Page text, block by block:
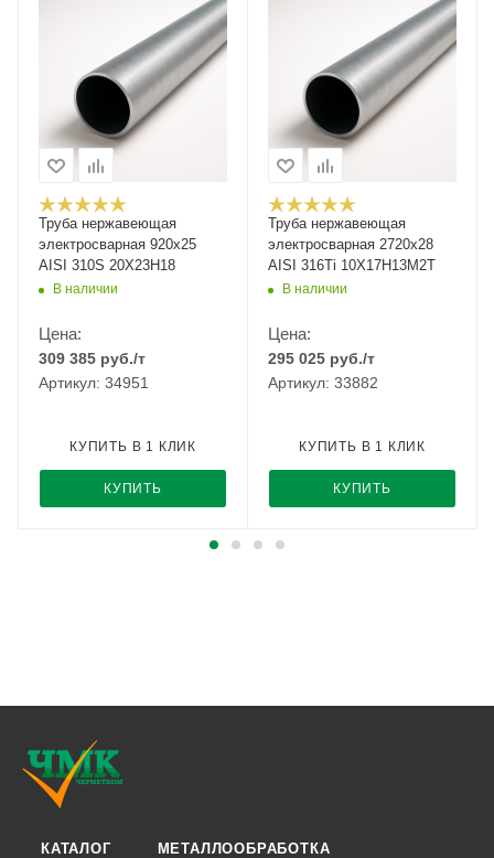
Труба нержавеющая
электросварная 920х25
AISI 310S 20Х23Н18
В наличии
Цена:
309 385 руб./т
Артикул: 34951
КУПИТЬ
КУПИТЬ В 1 КЛИК
Труба нержавеющая
электросварная 2720х28
AISI 316Ti 10Х17Н13М2Т
В наличии
Цена:
295 025 руб./т
Артикул: 33882
КУПИТЬ
КУПИТЬ В 1 КЛИК
КАТАЛОГ МЕТАЛЛООБРАБОТКА